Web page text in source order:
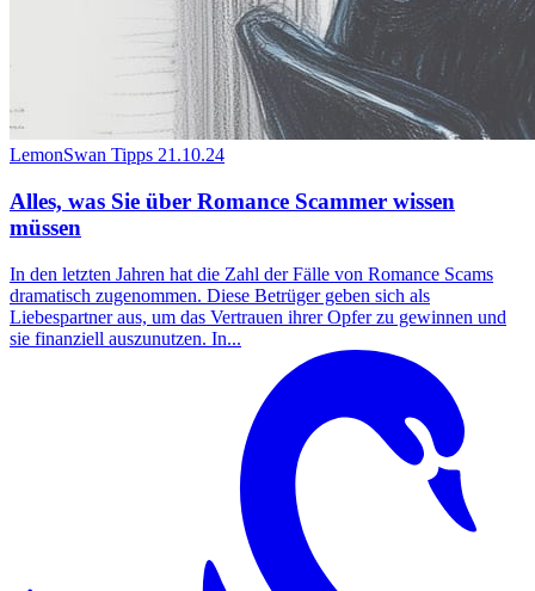
LemonSwan Tipps 21.10.24
Alles, was Sie über Romance Scammer wissen
müssen
In den letzten Jahren hat die Zahl der Fälle von Romance Scams
dramatisch zugenommen. Diese Betrüger geben sich als
Liebespartner aus, um das Vertrauen ihrer Opfer zu gewinnen und
sie finanziell auszunutzen. In...